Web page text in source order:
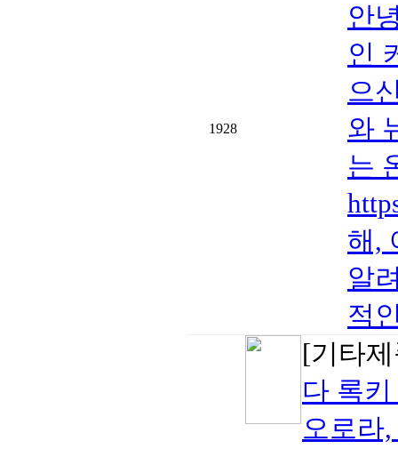
1928
안
인
으
와
는
해,
알
적
[기타
다 록
오로라